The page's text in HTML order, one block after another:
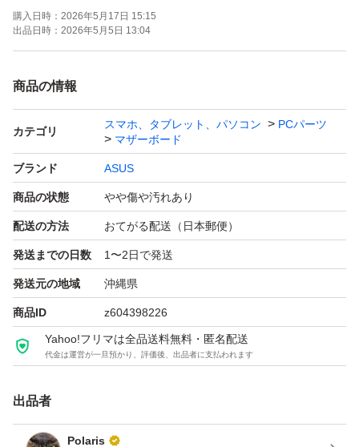
購入日時： 2026年5月17日 15:15
出品日時： 2026年5月5日 13:04
商品の情報
カテゴリ
スマホ、タブレット、パソコン
PCパーツ
マザーボード
ブランド ASUS
商品の状態 やや傷や汚れあり
配送の方法 おてがる配送（日本郵便）
発送までの日数 1〜2日で発送
発送元の地域 沖縄県
商品ID z604398226
Yahoo!フリマは全品送料無料・匿名配送
代金は運営が一旦預かり、評価後、出品者に支払われます
出品者
Polaris